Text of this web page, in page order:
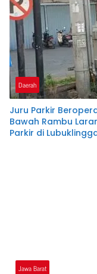
Daerah
Juru Parkir
Bawah Rambu
Parkir di
Jawa Barat